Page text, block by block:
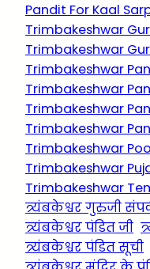
Pandit For Kaal
Trimbakeshwar
Trimbakeshwar
Trimbakeshwar
Trimbakeshwar
Trimbakeshwar
Trimbakeshwar
Trimbakeshwar
Trimbakeshwar
Trimbakeshwar
त्र्यंबकेश्वर गुरुजी
त्र्यंबकेश्वर पंडित जी
त्र्यंबकेश्वर पंडित सूची